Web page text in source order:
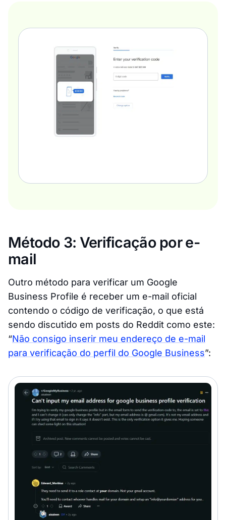
Método 3: Verificação por e-
mail
Outro método para verificar um Google
Business Profile é receber um e-mail oficial
contendo o código de verificação, o que está
sendo discutido em posts do Reddit como este:
“Não consigo inserir meu endereço de e-mail
para verificação do perfil do Google Business”: